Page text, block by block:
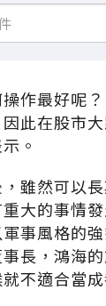
作最好呢
此在股市
。
雖然可以
大的事情
事風格的
長，鴻海
不適合當成